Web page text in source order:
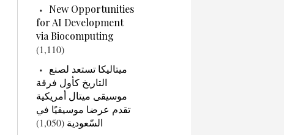
New Opportunities
for AI Development
via Biocomputing
(1,110)
ميتاليكا تستعد لصنع
التاريخ كأول فرقة
موسيقى ميتال أمريكية
تقدم عرضا موسيقيًا في
السّعودية (1,050)